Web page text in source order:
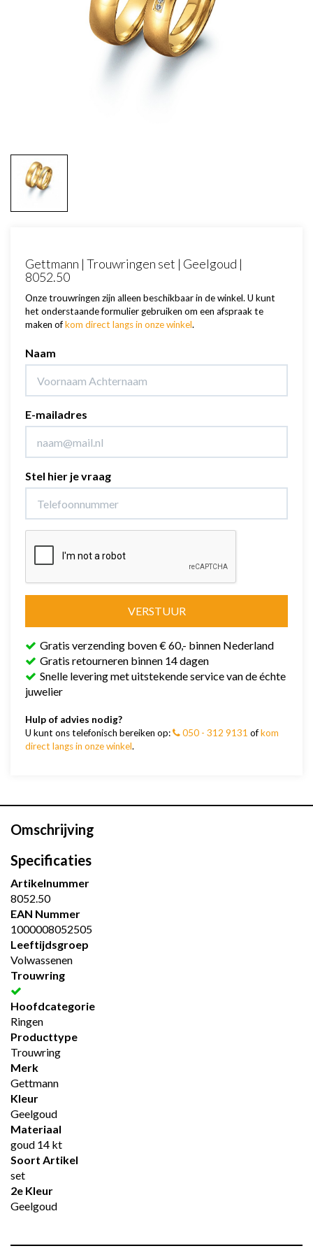
Gettmann | Trouwringen set | Geelgoud |
8052.50
Onze trouwringen zijn alleen beschikbaar in de winkel. U kunt
het onderstaande formulier gebruiken om een afspraak te
maken ofkom direct langs in onze winkel.
Naam
E-mailadres
Stel hier je vraag
VERSTUUR
Gratis verzending boven € 60,- binnen Nederland
Gratis retourneren binnen 14 dagen
Snelle levering met uitstekende service van de échte
juwelier
Hulp of advies nodig?
U kunt ons telefonisch bereiken op:
050 - 312 9131 ofkom
direct langs in onze winkel.
Omschrijving
Specificaties
Artikelnummer
8052.50
EAN Nummer
1000008052505
Leeftijdsgroep
Volwassenen
Trouwring
Hoofdcategorie
Ringen
Producttype
Trouwring
Merk
Gettmann
Kleur
Geelgoud
Materiaal
goud 14 kt
Soort Artikel
set
2e Kleur
Geelgoud